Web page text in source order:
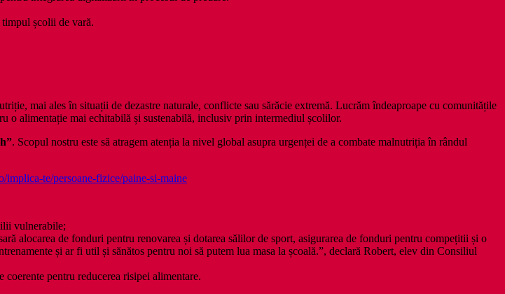
școlii de vară.
mai ales în situații de dezastre naturale, conflicte sau sărăcie extremă. Lucrăm îndeaproape cu comunitățile
alimentație mai echitabilă și sustenabilă, inclusiv prin intermediul școlilor.
. Scopul nostru este să atragem atenția la nivel global asupra urgenței de a combate malnutriția în rândul
implica-te/persoane-fizice/paine-si-maine
vulnerabile;
alocarea de fonduri pentru renovarea și dotarea sălilor de sport, asigurarea de fonduri pentru compețitii și o
și ar fi util și sănătos pentru noi să putem lua masa la școală.”, declară Robert, elev din Consiliul
pentru reducerea risipei alimentare.